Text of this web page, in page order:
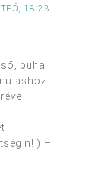
18:23
puha
–